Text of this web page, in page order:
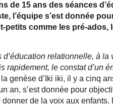
de 15 ans des séances
l’équipe s’est donnée
comme les pré-
relationnelle, à
rapidement, le constat d’un
genèse d’Iki iki, il y a cinq
an, s’est donnée pour
de la voix aux